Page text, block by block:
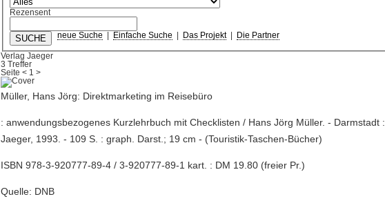
Rezensent
neue Suche Einfache Suche Das Projekt| Die Partner
Verlag Jaeger
3 Treffer
Seite< 1 >
Müller, Hans Jörg: Direktmarketing im Reisebüro
: anwendungsbezogenes Kurzlehrbuch mit Checklisten / Hans Jörg Müller. - Darmstadt :
Jaeger, 1993. - 109 S. : graph. Darst.; 19 cm - (Touristik-Taschen-Bücher)
ISBN 978-3-920777-89-4 / 3-920777-89-1 kart. : DM 19.80 (freier Pr.)
Quelle: DNB